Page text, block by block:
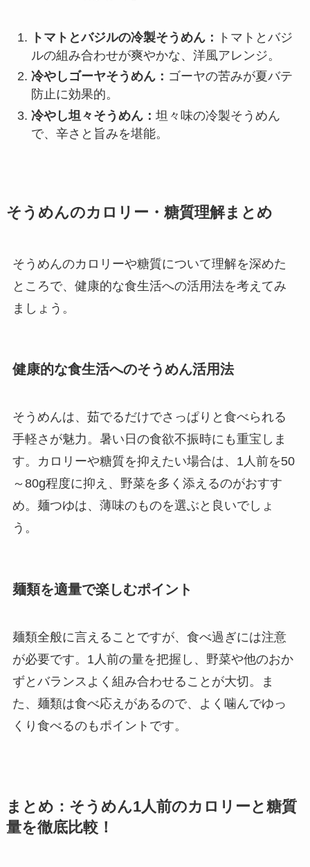
トマトとバジルの冷製そうめん：
トマトとバジ
ルの組み合わせが爽やかな、洋風アレンジ。
冷やしゴーヤそうめん： ゴーヤの苦みが夏バテ
防止に効果的。
冷やし坦々そうめん： 坦々味の冷製そうめん
で、辛さと旨みを堪能。
そうめんのカロリー・糖質理解まとめ
そうめんのカロリーや糖質について理解を深めた
ところで、健康的な食生活への活用法を考えてみ
ましょう。
健康的な食生活へのそうめん活用法
そうめんは、茹でるだけでさっぱりと食べられる
手軽さが魅力。暑い日の食欲不振時にも重宝しま
す。カロリーや糖質を抑えたい場合は、1人前を50
～80g程度に抑え、野菜を多く添えるのがおすす
め。麺つゆは、薄味のものを選ぶと良いでしょ
う。
麺類を適量で楽しむポイント
麺類全般に言えることですが、食べ過ぎには注意
が必要です。1人前の量を把握し、野菜や他のおか
ずとバランスよく組み合わせることが大切。ま
た、麺類は食べ応えがあるので、よく噛んでゆっ
くり食べるのもポイントです。
まとめ：そうめん1人前のカロリーと糖質
量を徹底比較！